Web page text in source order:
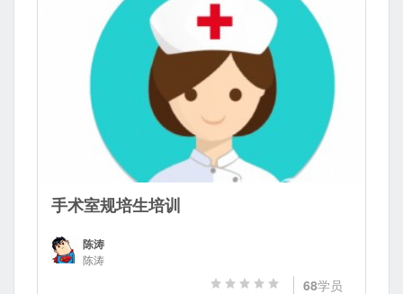
手术室规培生培训
陈涛
陈涛
68学员